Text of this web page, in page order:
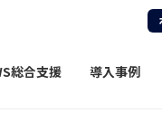
総合支援 導入事例